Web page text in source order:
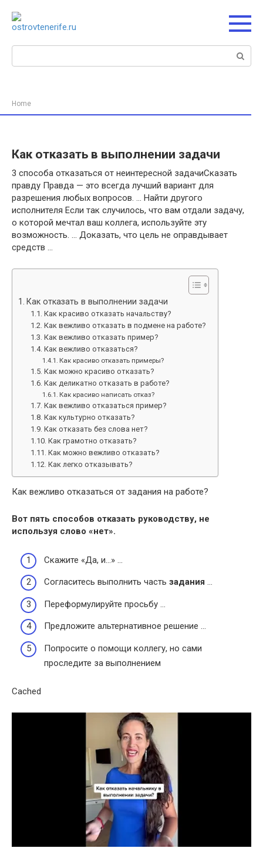
контенту
Поиск:
Home
Как отказать в выполнении задачи
3 способа отказаться от неинтересной задачиСказать
правду Правда — это всегда лучший вариант для
разрешения любых вопросов. … Найти другого
исполнителя Если так случилось, что вам отдали задачу,
о которой мечтал ваш коллега, используйте эту
возможность. … Доказать, что цель не оправдывает
средств …
Как отказать в выполнении задачи
Как красиво отказать начальству?
Как вежливо отказать в подмене на работе?
Как вежливо отказать пример?
Как вежливо отказаться?
Как красиво отказать примеры?
Как можно красиво отказать?
Как деликатно отказать в работе?
Как красиво написать отказ?
Как вежливо отказаться пример?
Как культурно отказать?
Как отказать без слова нет?
Как грамотно отказать?
Как можно вежливо отказать?
Как легко отказывать?
Как вежливо отказаться от задания на работе?
Вот пять способов отказать руководству, не
используя слово «нет».
Скажите «Да, и…» …
Согласитесь выполнить часть задания …
Переформулируйте просьбу …
Предложите альтернативное решение …
Попросите о помощи коллегу, но сами
проследите за выполнением
Cached